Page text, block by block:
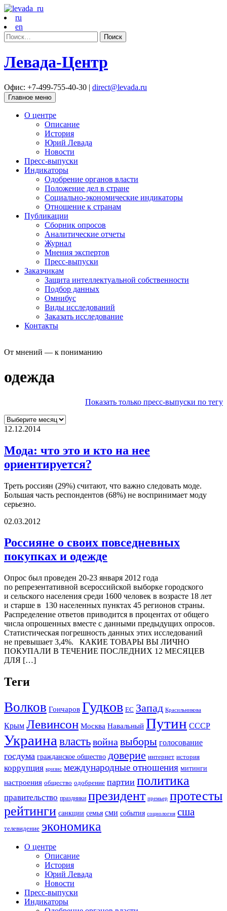
ru
en
Найти:
Левада-Центр
Офис: +7-499-755-40-30 | direct@levada.ru
Главное меню
О центре
Описание
История
Юрий Левада
Новости
Пресс-выпуски
Индикаторы
Одобрение органов власти
Положение дел в стране
Социально-экономические индикаторы
Отношение к странам
Публикации
Сборник опросов
Аналитические отчеты
Журнал
Мнения экспертов
Пресс-выпуски
Заказчикам
Защита интеллектуальной собственности
Подбор данных
Омнибус
Виды исследований
Заказать исследование
Контакты
От мнений — к пониманию
одежда
Показать только пресс-выпуски по тегу
12.12.2014
Мода: что это и кто на нее
ориентируется?
Треть россиян (29%) считают, что важно следовать моде.
Большая часть респондентов (68%) не воспринимает моду
серьезно.
02.03.2012
Россияне о своих повседневных
покупках и одежде
Опрос был проведен 20-23 января 2012 года
по репрезентативной всероссийской выборке городского
и сельского населения среди 1600 человек в возрасте 18 лет
и старше в 130 населенных пунктах 45 регионов страны.
Распределение ответов приводится в процентах от общего
числа опрошенных вместе с данными предыдущих опросов.
Статистическая погрешность данных этих исследований
не превышает 3,4%. КАКИЕ ТОВАРЫ ВЫ ЛИЧНО
ПОКУПАЛИ В ТЕЧЕНИЕ ПОСЛЕДНИХ 12 МЕСЯЦЕВ
ДЛЯ […]
Теги
Волков Гончаров Гудков ЕС Запад Красильникова
Крым Левинсон Москва Навальный Путин СССР
Украина властьвойна выборы голосование
госдума гражданское общество доверие интернет история
коррупция кризис международные отношения митинги
настроения общество одобрение партии политика
правительство праздники президент премьер протесты
рейтинги санкции семья сми события социология сша
телевидение экономика
О центре
Описание
История
Юрий Левада
Новости
Пресс-выпуски
Индикаторы